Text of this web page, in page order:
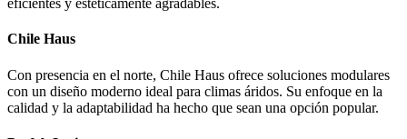
eficientes y estéticamente agradables.
Chile Haus
Con presencia en el norte, Chile Haus ofrece soluciones modulares
con un diseño moderno ideal para climas áridos. Su enfoque en la
calidad y la adaptabilidad ha hecho que sean una opción popular.